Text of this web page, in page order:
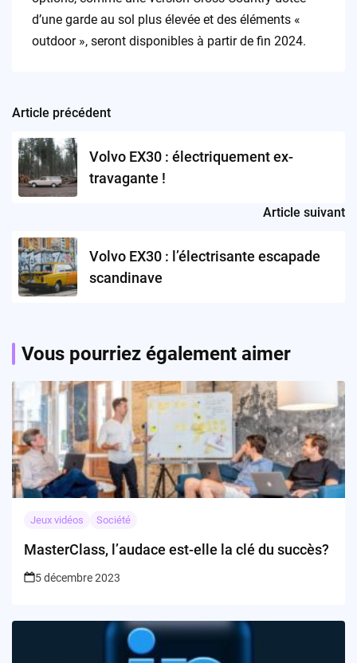
d’une garde au sol plus élevée et des éléments «
outdoor », seront disponibles à partir de fin 2024.
Post
navigation
Article précédent
Volvo EX30 : électriquement ex-
travagante !
Article suivant
Volvo EX30 : l’électrisante escapade
scandinave
Vous pourriez également aimer
Jeux vidéos Société
MasterClass, l’audace est-elle la clé du succès?
5 décembre 2023